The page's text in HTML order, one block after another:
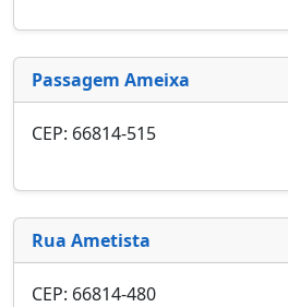
Passagem Ameixa
CEP: 66814-515
Rua Ametista
CEP: 66814-480